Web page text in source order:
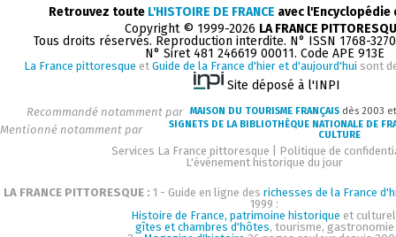
Retrouvez toute L'HISTOIRE DE FRANCE avec
Copyright © 1999-2026 LA FRANCE
Tous droits réservés. Reproduction interdite. N° ISSN 1768-
N° Siret 481 246619 00011. Code APE 913E
La France pittoresque et Guide de la France d'hier et d'aujourd'hui sont
Site déposé à l'INPI
Recommandé notamment par MAISON DU TOURISME FRANÇAIS dès 2003
Mentionné notamment par
SIGNETS DE LA BIBLIOTHÈQUE NATIONALE DE
CULTURE
Services La France pittoresque
Politique de
L'événement historique du jour
LA FRANCE PITTORESQUE : 1 - Guide en ligne des richesses de la France
1999 :
Histoire de France, patrimoine historique et
gîtes et chambres d'hôtes, tourisme, gastronomie